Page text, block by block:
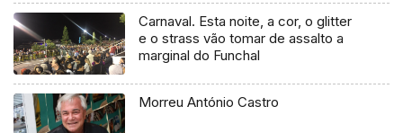
Carnaval. Esta noite, a cor, o glitter
e o strass vão tomar de assalto a
marginal do Funchal
Morreu António Castro